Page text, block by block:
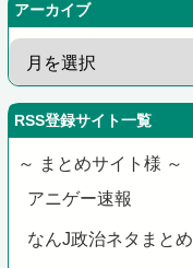
アーカイブ
RSS登録サイト一覧
～ まとめサイト様 ～
アニゲー速報
なんJ政治ネタまとめ